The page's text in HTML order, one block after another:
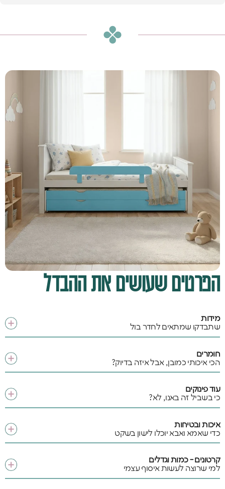
₪2,990
הפרטים שעושים את ההבדל
מידות
שתבדקו שמתאים לחדר בול
חומרים
הכי איכותי כמובן, אבל איזה בדיוק?
עוד פינוקים
כי בשביל זה באנו, לא?
איכות ובטיחות
כדי שאמא ואבא יוכלו לישון בשקט
קרטונים - כמות וגדלים
למי שרוצה לעשות איסוף עצמי